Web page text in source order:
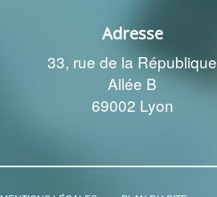
Adresse
33, rue de la République
Allée B
69002 Lyon